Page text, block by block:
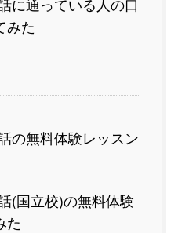
みた
の無料体験レッスン
(国立校)の無料体験
た